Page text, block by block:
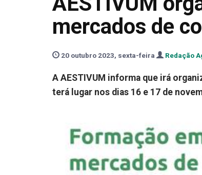
mercados de
20 outubro 2023, sexta-feira Redação
A AESTIVUM informa que irá
terá lugar nos dias 16 e 17 de